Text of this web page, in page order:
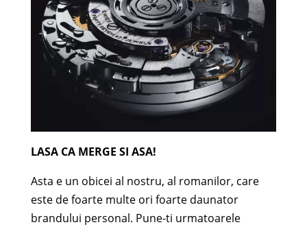
LASA CA MERGE SI ASA!
Asta e un obicei al nostru, al romanilor, care
este de foarte multe ori foarte daunator
brandului personal. Pune-ti urmatoarele